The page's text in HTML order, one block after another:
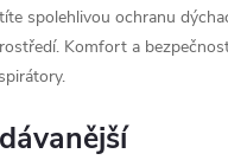
spolehlivou ochranu
Komfort a